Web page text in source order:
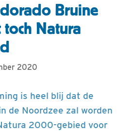
Bruine
Natura
2020
is heel blij dat de
de Noordzee zal worden
2000-gebied voor